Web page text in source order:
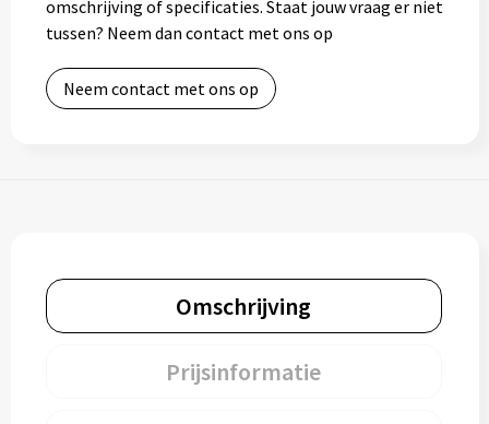
omschrijving of specificaties. Staat jouw vraag er niet
tussen? Neem dan contact met ons op
Neem contact met ons op
Omschrijving
Prijsinformatie